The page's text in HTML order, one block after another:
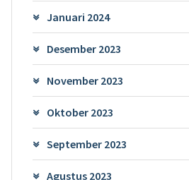
Januari 2024
Desember 2023
November 2023
Oktober 2023
September 2023
Agustus 2023